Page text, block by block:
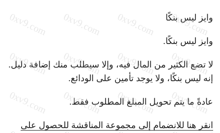
وايز ليس بنكًا
وايز ليس بنكًا.
لا تضع الكثير من المال فيه، وإلا سيطلب منك إضافة دليل.
إنه ليس بنكًا، ولا يوجد تأمين على الودائع.
عادةً ما يتم تحويل المبلغ المطلوب فقط.
انقر هنا للانضمام إلى مجموعة المناقشة للحصول على